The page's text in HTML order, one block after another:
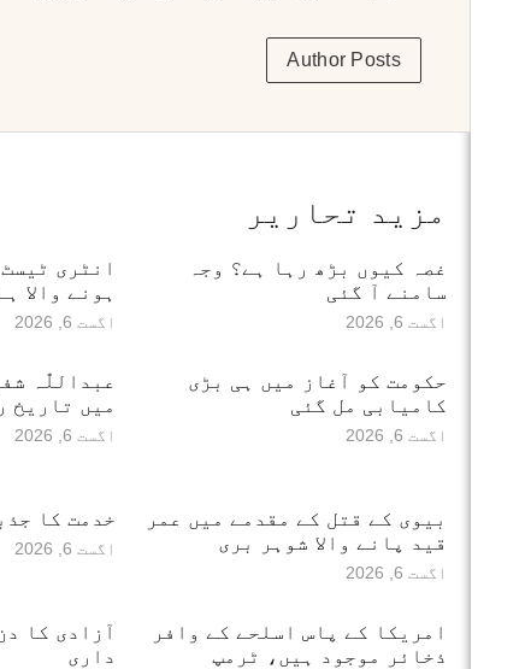
Author Posts
مزید تحاریر
غصہ کیوں بڑھ رہا ہے؟ وجہ
سامنے آ گئی
اگست 6, 2026
انٹری
ہونے والا
اگست 6, 2026
حکومت کو آغاز میں ہی بڑی
کامیابی مل گئی
اگست 6, 2026
عبداللّٰہ
میں تاریخ
اگست 6, 2026
بیوی کے قتل کے مقدمے میں عمر
قید پانے والا شوہر بری
اگست 6, 2026
خدمت کا
اگست 6, 2026
امریکا کے پاس اسلحے کے وافر
ذخائر موجود ہیں، ٹرمپ
آزادی کا
داری